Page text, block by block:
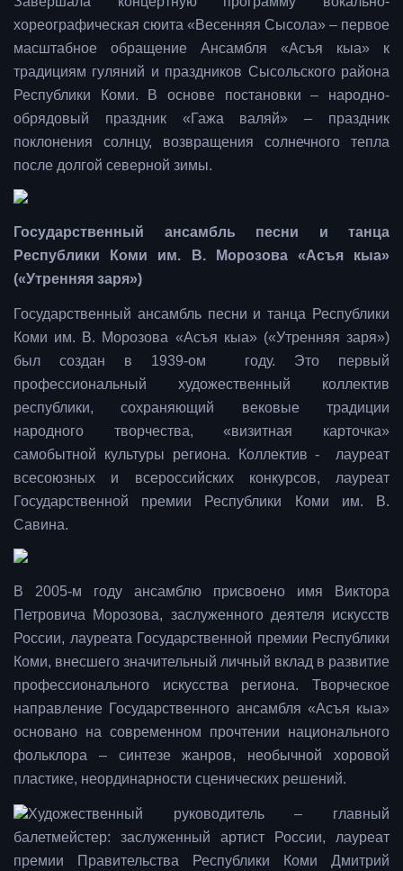
хореографическая сюита «Весенняя Сысола» – первое
масштабное обращение Ансамбля «Асъя кыа» к
традициям гуляний и праздников Сысольского района
Республики Коми. В основе постановки – народно-
обрядовый праздник «Гажа валяй» – праздник
поклонения солнцу, возвращения солнечного тепла
после долгой северной зимы.
Государственный ансамбль песни и танца
Республики Коми им. В. Морозова «Асъя кыа»
(«Утренняя заря»)
Государственный ансамбль песни и танца Республики
Коми им. В. Морозова «Асъя кыа» («Утренняя заря»)
был создан в 1939-ом году. Это первый
профессиональный художественный коллектив
республики, сохраняющий вековые традиции
народного творчества, «визитная карточка»
самобытной культуры региона. Коллектив - лауреат
всесоюзных и всероссийских конкурсов, лауреат
Государственной премии Республики Коми им. В.
Савина.
В 2005-м году ансамблю присвоено имя Виктора
Петровича Морозова, заслуженного деятеля искусств
России, лауреата Государственной премии Республики
Коми, внесшего значительный личный вклад в развитие
профессионального искусства региона. Творческое
направление Государственного ансамбля «Асъя кыа»
основано на современном прочтении национального
фольклора – синтезе жанров, необычной хоровой
пластике, неординарности сценических решений.
Художественный руководитель – главный
балетмейстер: заслуженный артист России, лауреат
премии Правительства Республики Коми Дмитрий